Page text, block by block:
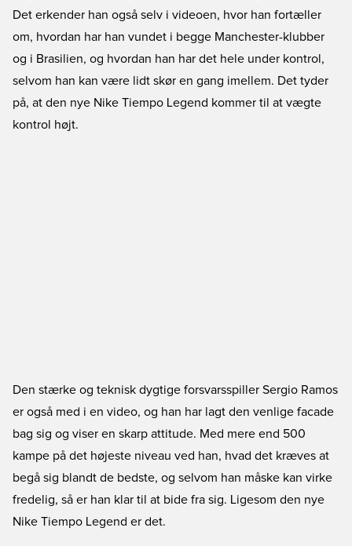
Det erkender han også selv i videoen, hvor han fortæller
om, hvordan har han vundet i begge Manchester-klubber
og i Brasilien, og hvordan han har det hele under kontrol,
selvom han kan være lidt skør en gang imellem. Det tyder
på, at den nye Nike Tiempo Legend kommer til at vægte
kontrol højt.
Den stærke og teknisk dygtige forsvarsspiller Sergio Ramos
er også med i en video, og han har lagt den venlige facade
bag sig og viser en skarp attitude. Med mere end 500
kampe på det højeste niveau ved han, hvad det kræves at
begå sig blandt de bedste, og selvom han måske kan virke
fredelig, så er han klar til at bide fra sig. Ligesom den nye
Nike Tiempo Legend er det.